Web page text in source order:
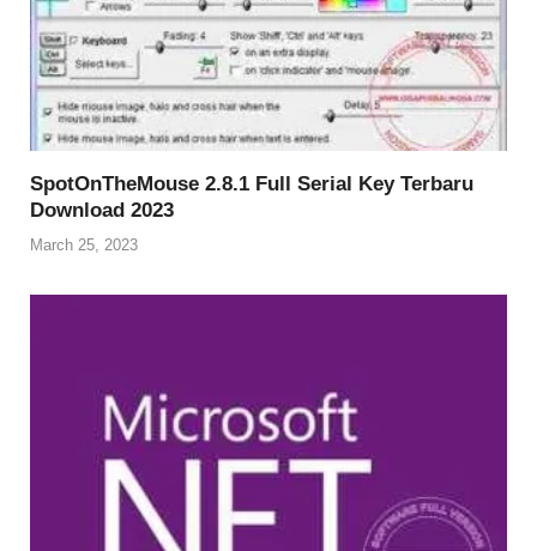
SpotOnTheMouse 2.8.1 Full Serial Key Terbaru
Download 2023
March 25, 2023